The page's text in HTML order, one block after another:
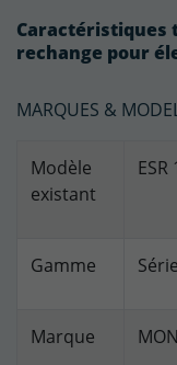
Caractéristiques
rechange pour
MARQUES &
Modèle
existant
ESR
Gamme
Marque